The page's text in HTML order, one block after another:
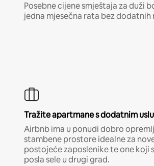
Posebne cijene smještaja za duži
jedna mjesečna rata bez dodatnih
Tražite apartmane s dodatnim
Airbnb ima u ponudi dobro
stambene prostore idealne za
postojeće zaposlenike te one koji
posla sele u drugi grad.